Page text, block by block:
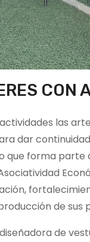
CON
las
dar
que forma
de sus
de